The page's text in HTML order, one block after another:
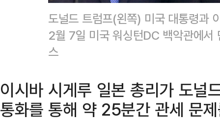
도널드 트럼프(왼쪽) 미국 대통령과
2월 7일 미국 워싱턴DC 백악관에
스
이시바 시게루 일본 총리가 도널
통화를 통해 약 25분간 관세 문